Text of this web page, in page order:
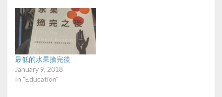
最低的水果摘完後
January 9, 2018
In "Education"